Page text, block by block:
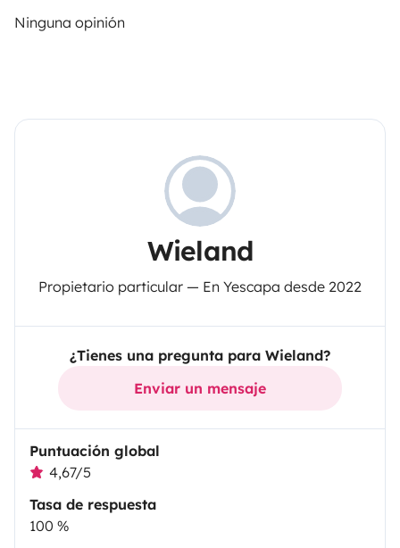
Ninguna opinión
Wieland
Propietario particular — En Yescapa desde 2022
¿Tienes una pregunta para Wieland?
Enviar un mensaje
Puntuación global
4,67/5
Tasa de respuesta
100 %